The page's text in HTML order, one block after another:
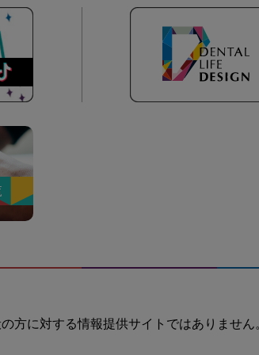
方に対する情報提供サイトではありません